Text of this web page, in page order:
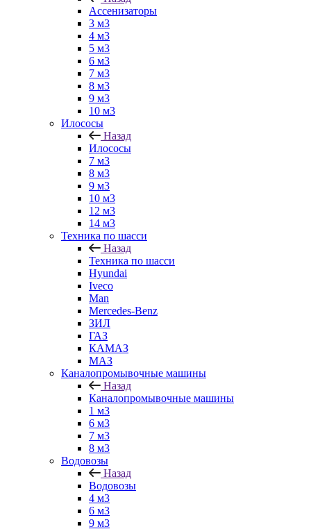
Ассенизаторы
3 м3
4 м3
5 м3
6 м3
7 м3
8 м3
9 м3
10 м3
Илососы
Назад
Илососы
7 м3
8 м3
9 м3
10 м3
12 м3
14 м3
Техника по шасси
Назад
Техника по шасси
Hyundai
Iveco
Man
Mercedes-Benz
ЗИЛ
ГАЗ
КАМАЗ
МАЗ
Каналопромывочные машины
Назад
Каналопромывочные машины
1 м3
6 м3
7 м3
8 м3
Водовозы
Назад
Водовозы
4 м3
6 м3
9 м3